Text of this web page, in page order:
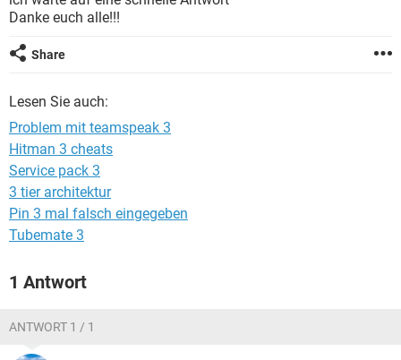
FACEBOOK HARDWARE
Danke euch alle!!!
Share
Lesen Sie auch:
Problem mit teamspeak 3
Hitman 3 cheats
Service pack 3
3 tier architektur
Pin 3 mal falsch eingegeben
Tubemate 3
1 Antwort
ANTWORT 1 / 1